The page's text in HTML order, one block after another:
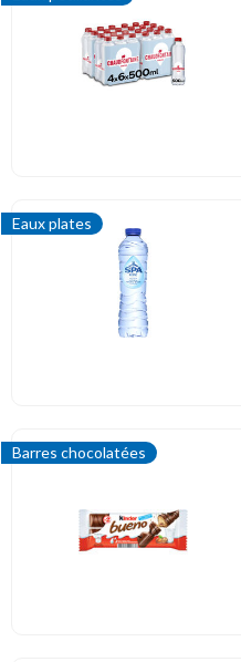
Eaux plates
Barres chocolatées